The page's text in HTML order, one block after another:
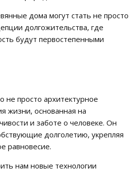
дома могут стать не просто
долгожительства, где
будут первостепенными
просто архитектурное
жизни, основанная на
и заботе о человеке. Он
долголетию, укрепляя
равновесие.
нам новые технологии